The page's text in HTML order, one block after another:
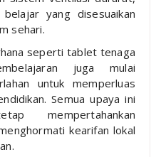
yang disesuaikan
sehari.
seperti tablet tenaga
juga mulai
untuk memperluas
Semua upaya ini
mempertahankan
kearifan lokal